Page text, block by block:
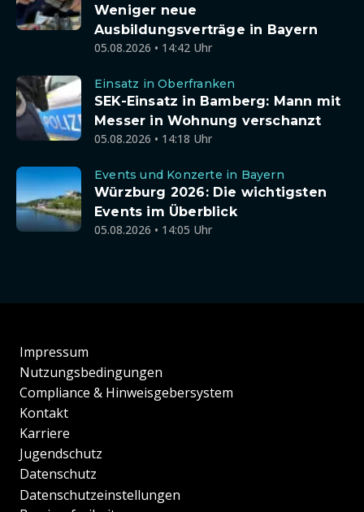
Weniger neue
Ausbildungsverträge in Bayern
05.08.2026 • 14:42 Uhr
Einsatz in Oberfranken
SEK-Einsatz in Bamberg: Mann mit
Messer in Wohnung verschanzt
05.08.2026 • 14:18 Uhr
Events und Konzerte in Bayern
Würzburg 2026: Die wichtigsten
Events im Überblick
05.08.2026 • 14:05 Uhr
Impressum
Nutzungsbedingungen
Compliance & Hinweisgebersystem
Kontakt
Karriere
Jugendschutz
Datenschutz
Datenschutzeinstellungen